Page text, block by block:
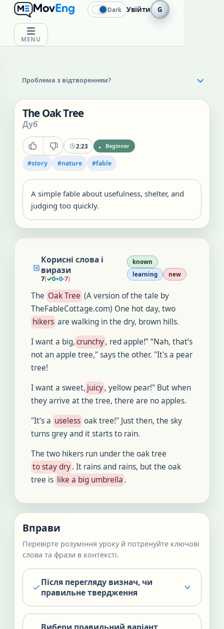
MENU
Dark Увійти G
Проблема з відтворенням?
The Oak Tree
Дуб
2:23 Beginner
#story #nature #fable
A simple fable about usefulness, shelter, and
judging too quickly.
Корисні слова і
вирази
7(✓0+0-7)
known
learning
new
The Oak Tree (A version of the tale by
TheFableCottage.com) One hot day, two
hikers are walking in the dry, brown hills.
I want a big,crunchy, red apple!” “Nah, that’s
not an apple tree," says the other. "It's a pear
tree!
I want a sweet, juicy, yellow pear!" But when
they arrive at the tree, there are no apples.
"It’s a useless oak tree!" Just then, the sky
turns grey and it starts to rain.
The two hikers run under the oak tree
to stay dry. It rains and rains, but the oak
tree is like a big umbrella .
Вправи
Перевірте розуміння уроку й потренуйте ключові
слова та фрази в контексті.
Після перегляду визнач, чи
правильне твердження